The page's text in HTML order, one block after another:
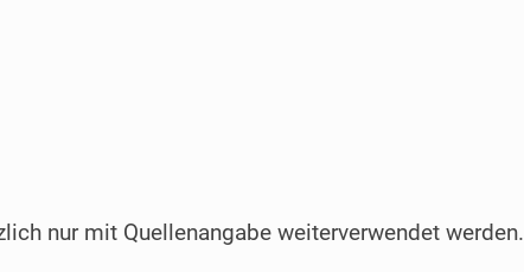
nur mit Quellenangabe weiterverwendet werden.